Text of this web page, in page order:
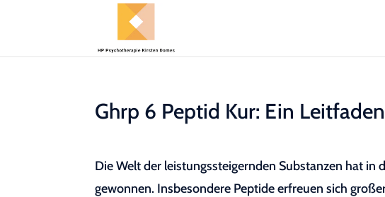
Ghrp 6 Peptid Kur: Ein
Die Welt der leistungssteigernden Substanzen hat in
gewonnen. Insbesondere Peptide erfreuen sich